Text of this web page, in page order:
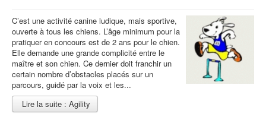
C’est une activité canine ludique, mais sportive,
ouverte à tous les chiens. L’âge minimum pour la
pratiquer en concours est de 2 ans pour le chien.
Elle demande une grande complicité entre le
maître et son chien. Ce dernier doit franchir un
certain nombre d’obstacles placés sur un
parcours, guidé par la voix et les...
Lire la suite : Agility